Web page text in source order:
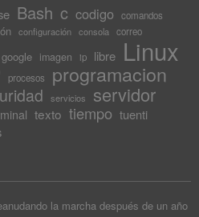
Bash c codigo
comandos
configuración consola correo
google imagen ip libre Linux
procesos programacion
servicios servidor
texto tiempo tuenti
la marcha después de un año